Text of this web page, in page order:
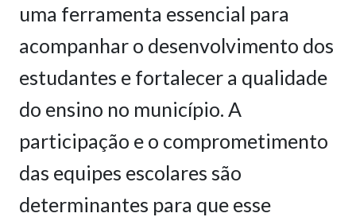
uma ferramenta essencial para
acompanhar o desenvolvimento dos
estudantes e fortalecer a qualidade
do ensino no município. A
participação e o comprometimento
das equipes escolares são
determinantes para que esse